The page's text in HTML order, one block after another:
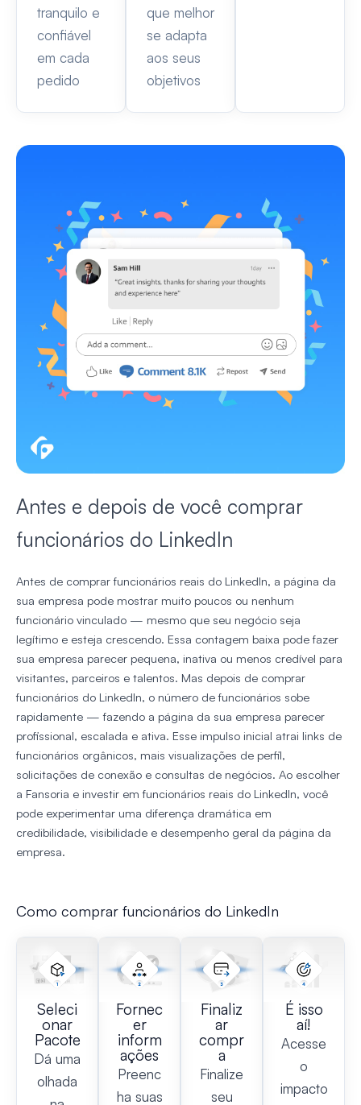
tranquilo e
confiável
em cada
pedido
que melhor
se adapta
aos seus
objetivos
Antes e depois de você comprar
funcionários do LinkedIn
Antes de comprar funcionários reais do LinkedIn, a página da
sua empresa pode mostrar muito poucos ou nenhum
funcionário vinculado — mesmo que seu negócio seja
legítimo e esteja crescendo. Essa contagem baixa pode fazer
sua empresa parecer pequena, inativa ou menos credível para
visitantes, parceiros e talentos. Mas depois de comprar
funcionários do LinkedIn, o número de funcionários sobe
rapidamente — fazendo a página da sua empresa parecer
profissional, escalada e ativa. Esse impulso inicial atrai links de
funcionários orgânicos, mais visualizações de perfil,
solicitações de conexão e consultas de negócios. Ao escolher
a Fansoria e investir em funcionários reais do LinkedIn, você
pode experimentar uma diferença dramática em
credibilidade, visibilidade e desempenho geral da página da
empresa.
Como comprar funcionários do LinkedIn
Seleci
onar
Pacote
Dá uma
olhada
Fornec
er
inform
ações
Preenc
ha suas
Finaliz
ar
compr
a
Finalize
seu
É isso
aí!
Acesse
o
impacto